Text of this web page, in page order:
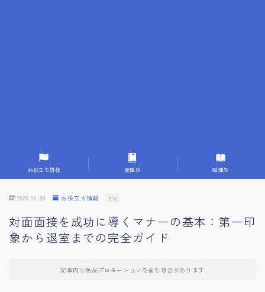
9.面接での落とし穴とその対策
10.フィードバックを活用する方法
11.オンライン面接の成功への鍵
お役立ち情報 業種別 職種別
2026.06.30 お役立ち情報 PR
対面面接を成功に導くマナーの基本：第一印
象から退室までの完全ガイド
記事内に商品プロモーションを含む場合があります